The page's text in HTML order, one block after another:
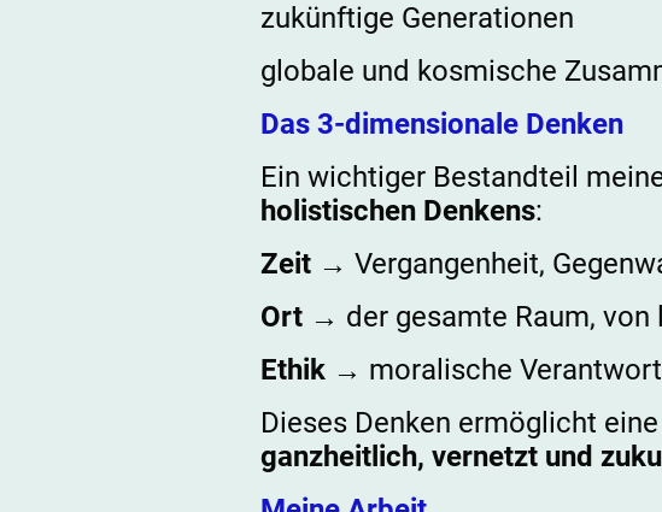
zukünftige Generationen
globale und kosmische
Das 3-dimensionale Denken
Ein wichtiger Bestandteil
holistischen Denkens:
Zeit → Vergangenheit,
Ort → der gesamte Raum, von
Ethik → moralische
Dieses Denken ermöglicht
ganzheitlich, vernetzt und